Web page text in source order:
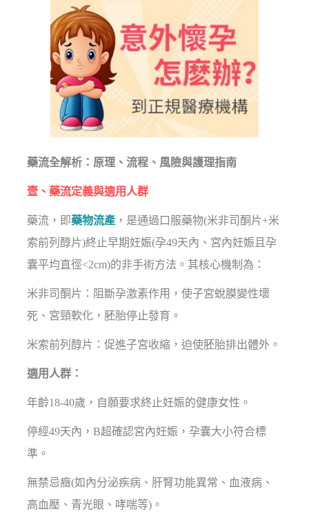
藥流全解析：原理、流程、風險與護理指南
壹、藥流定義與適用人群
藥流，即藥物流產 ，是通過口服藥物(米非司酮片+米
索前列醇片)終止早期妊娠(孕49天內、宮內妊娠且孕
囊平均直徑<2cm)的非手術方法。其核心機制為：
米非司酮片：阻斷孕激素作用，使子宮蛻膜變性壞
死、宮頸軟化，胚胎停止發育。
米索前列醇片：促進子宮收縮，迫使胚胎排出體外。
適用人群：
年齡18-40歲，自願要求終止妊娠的健康女性。
停經49天內，B超確認宮內妊娠，孕囊大小符合標
準。
無禁忌癥(如內分泌疾病、肝腎功能異常、血液病、
高血壓、青光眼、哮喘等)。